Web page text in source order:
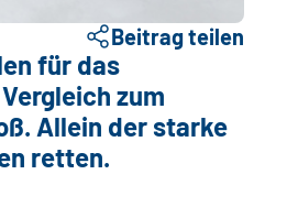
Beitrag teilen
für das
zum
Allein der starke
retten.